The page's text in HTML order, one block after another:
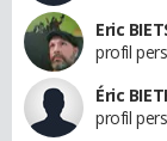
Eric
profil
Éric
profil